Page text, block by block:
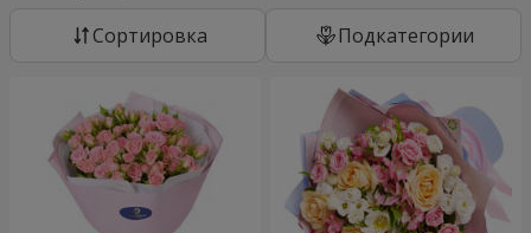
Cортировка Подкатегории